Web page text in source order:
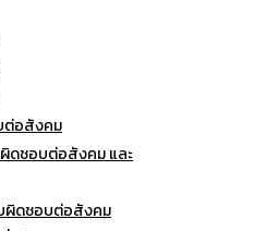
ต่อสังคม
ดชอบต่อสังคม และ
ผิดชอบต่อสังคม